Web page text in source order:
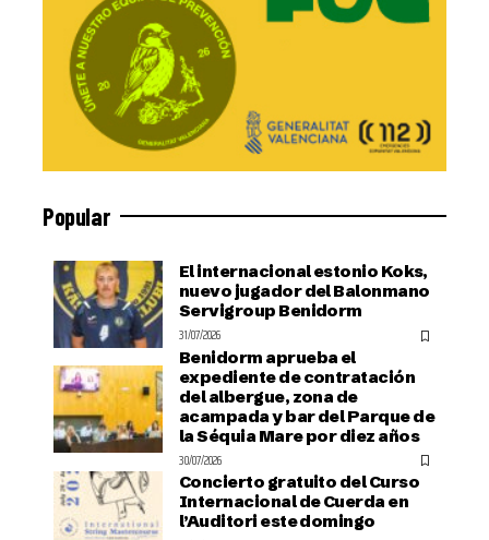
Popular
El internacional estonio Koks,
nuevo jugador del Balonmano
Servigroup Benidorm
31/07/2026
Benidorm aprueba el
expediente de contratación
del albergue, zona de
acampada y bar del Parque de
la Séquia Mare por diez años
30/07/2026
Concierto gratuito del Curso
Internacional de Cuerda en
l’Auditori este domingo